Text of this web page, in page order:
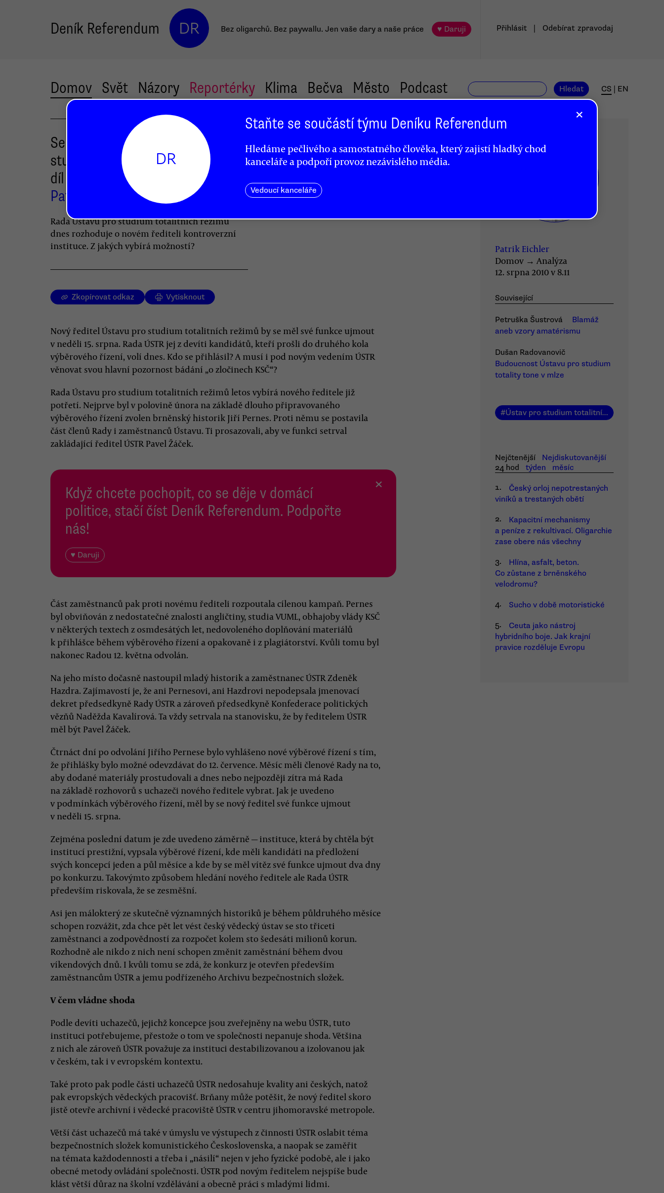
Deník Referendum DR Bez oligarchů. Bez paywallu. Jen vaše dary a naše práce ♥ Daruji Přihlásit Odebírat zpravodaj
Domov Svět Názory Reportérky Klima Bečva Město Podcast Hledat CS EN
Seriál hledání ředitele Ústavu pro
studium totalit dnes přidá další
díl
Patrik Eichler
Rada Ústavu pro studium totalitních režimů
dnes rozhoduje o novém řediteli kontroverzní
instituce. Z jakých vybírá možností?
Zkopírovat odkaz Vytisknout
Nový ředitel Ústavu pro studium totalitních režimů by se měl své funkce ujmout
v neděli 15. srpna. Rada ÚSTR jej z devíti kandidátů, kteří prošli do druhého kola
výběrového řízení, volí dnes. Kdo se přihlásil? A musí i pod novým vedením ÚSTR
věnovat svou hlavní pozornost bádání „o zločinech KSČ“?
Rada Ústavu pro studium totalitních režimů letos vybírá nového ředitele již
potřetí. Nejprve byl v polovině února na základě dlouho připravovaného
výběrového řízení zvolen brněnský historik Jiří Pernes. Proti němu se postavila
část členů Rady i zaměstnanců Ústavu. Ti prosazovali, aby ve funkci setrval
zakládající ředitel ÚSTR Pavel Žáček.
Když chcete pochopit, co se děje v domácí
politice, stačí číst Deník Referendum. Podpořte
nás!
♥ Daruji
×
Část zaměstnanců pak proti novému řediteli rozpoutala cílenou kampaň. Pernes
byl obviňován z nedostatečné znalosti angličtiny, studia VUML, obhajoby vlády KSČ
v některých textech z osmdesátých let, nedovoleného doplňování materiálů
k přihlášce během výběrového řízení a opakovaně i z plagiátorství. Kvůli tomu byl
nakonec Radou 12. května odvolán.
Na jeho místo dočasně nastoupil mladý historik a zaměstnanec ÚSTR Zdeněk
Hazdra. Zajímavostí je, že ani Pernesovi, ani Hazdrovi nepodepsala jmenovací
dekret předsedkyně Rady ÚSTR a zároveň předsedkyně Konfederace politických
vězňů Naděžda Kavalírová. Ta vždy setrvala na stanovisku, že by ředitelem ÚSTR
měl být Pavel Žáček.
Čtrnáct dní po odvolání Jiřího Pernese bylo vyhlášeno nové výběrové řízení s tím,
že přihlášky bylo možné odevzdávat do 12. července. Měsíc měli členové Rady na to,
aby dodané materiály prostudovali a dnes nebo nejpozději zítra má Rada
na základě rozhovorů s uchazeči nového ředitele vybrat. Jak je uvedeno
v podmínkách výběrového řízení, měl by se nový ředitel své funkce ujmout
v neděli 15. srpna.
Zejména poslední datum je zde uvedeno záměrně — instituce, která by chtěla být
institucí prestižní, vypsala výběrové řízení, kde měli kandidáti na předložení
svých koncepcí jeden a půl měsíce a kde by se měl vítěz své funkce ujmout dva dny
po konkurzu. Takovýmto způsobem hledání nového ředitele ale Rada ÚSTR
především riskovala, že se zesměšní.
Asi jen málokterý ze skutečně významných historiků je během půldruhého měsíce
schopen rozvážit, zda chce pět let vést český vědecký ústav se sto třiceti
zaměstnanci a zodpovědností za rozpočet kolem sto šedesáti milionů korun.
Rozhodně ale nikdo z nich není schopen změnit zaměstnání během dvou
víkendových dnů. I kvůli tomu se zdá, že konkurz je otevřen především
zaměstnancům ÚSTR a jemu podřízeného Archivu bezpečnostních složek.
V čem vládne shoda
Podle devíti uchazečů, jejichž koncepce jsou zveřejněny na webu ÚSTR, tuto
instituci potřebujeme, přestože o tom ve společnosti nepanuje shoda. Většina
z nich ale zároveň ÚSTR považuje za instituci destabilizovanou a izolovanou jak
v českém, tak i v evropském kontextu.
Také proto pak podle části uchazečů ÚSTR nedosahuje kvality ani českých, natož
pak evropských vědeckých pracovišť. Brňany může potěšit, že nový ředitel skoro
jistě otevře archivní i vědecké pracoviště ÚSTR v centru jihomoravské metropole.
Větší část uchazečů má také v úmyslu ve výstupech z činnosti ÚSTR oslabit téma
bezpečnostních složek komunistického Československa, a naopak se zaměřit
na témata každodennosti a třeba i „násilí“ nejen v jeho fyzické podobě, ale i jako
obecné metody ovládání společnosti. ÚSTR pod novým ředitelem nejspíše bude
klást větší důraz na školní vzdělávání a obecně práci s mladými lidmi.
Patrik Eichler
Domov → Analýza
12. srpna 2010 v 8.11
Související
Petruška Šustrová
Blamáž
aneb vzory amatérismu
Dušan Radovanovič
Budoucnost Ústavu pro studium
totality tone v mlze
#Ústav pro studium totalitních režimů
Nejčtenější
Nejdiskutovanější
24 hod
týden
měsíc
1.
Český orloj nepotrestaných
viníků a trestaných obětí
2.
Kapacitní mechanismy
a peníze z rekultivací. Oligarchie
zase obere nás všechny
3.
Hlína, asfalt, beton.
Co zůstane z brněnského
velodromu?
4.
Sucho v době motoristické
5.
Ceuta jako nástroj
hybridního boje. Jak krajní
pravice rozděluje Evropu
×
DR
Staňte se součástí týmu Deníku Referendum
Hledáme pečlivého a samostatného člověka, který zajistí hladký chod
kanceláře a podpoří provoz nezávislého média.
Vedoucí kanceláře